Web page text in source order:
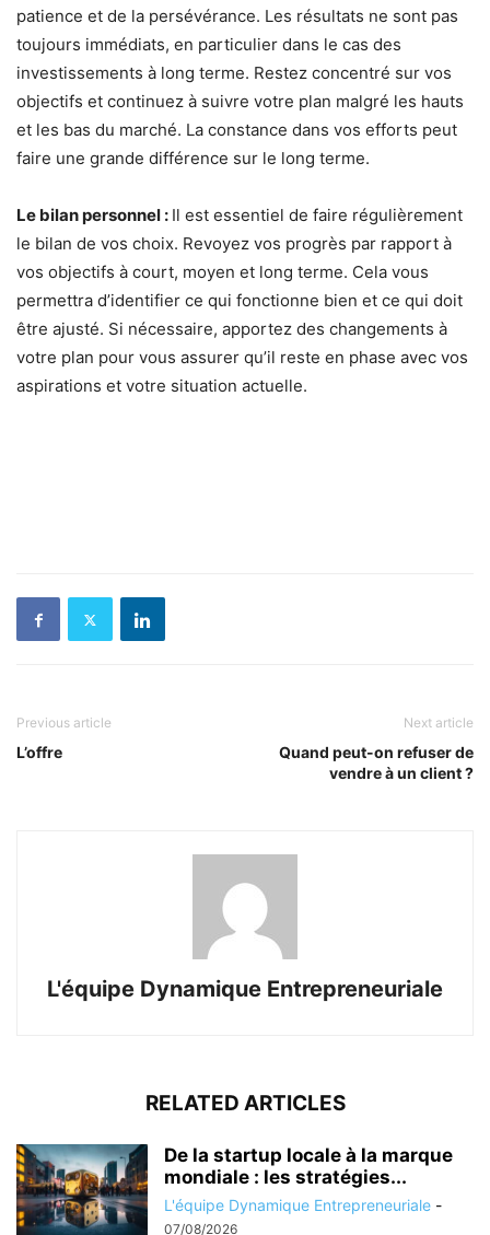
patience et de la persévérance. Les résultats ne sont pas
toujours immédiats, en particulier dans le cas des
investissements à long terme. Restez concentré sur vos
objectifs et continuez à suivre votre plan malgré les hauts
et les bas du marché. La constance dans vos efforts peut
faire une grande différence sur le long terme.
Le bilan personnel : Il est essentiel de faire régulièrement
le bilan de vos choix. Revoyez vos progrès par rapport à
vos objectifs à court, moyen et long terme. Cela vous
permettra d’identifier ce qui fonctionne bien et ce qui doit
être ajusté. Si nécessaire, apportez des changements à
votre plan pour vous assurer qu’il reste en phase avec vos
aspirations et votre situation actuelle.
Previous article
L’offre
Next article
Quand peut-on refuser de
vendre à un client ?
L'équipe Dynamique Entrepreneuriale
RELATED ARTICLES
De la startup locale à la marque
mondiale : les stratégies...
L'équipe Dynamique Entrepreneuriale -
07/08/2026